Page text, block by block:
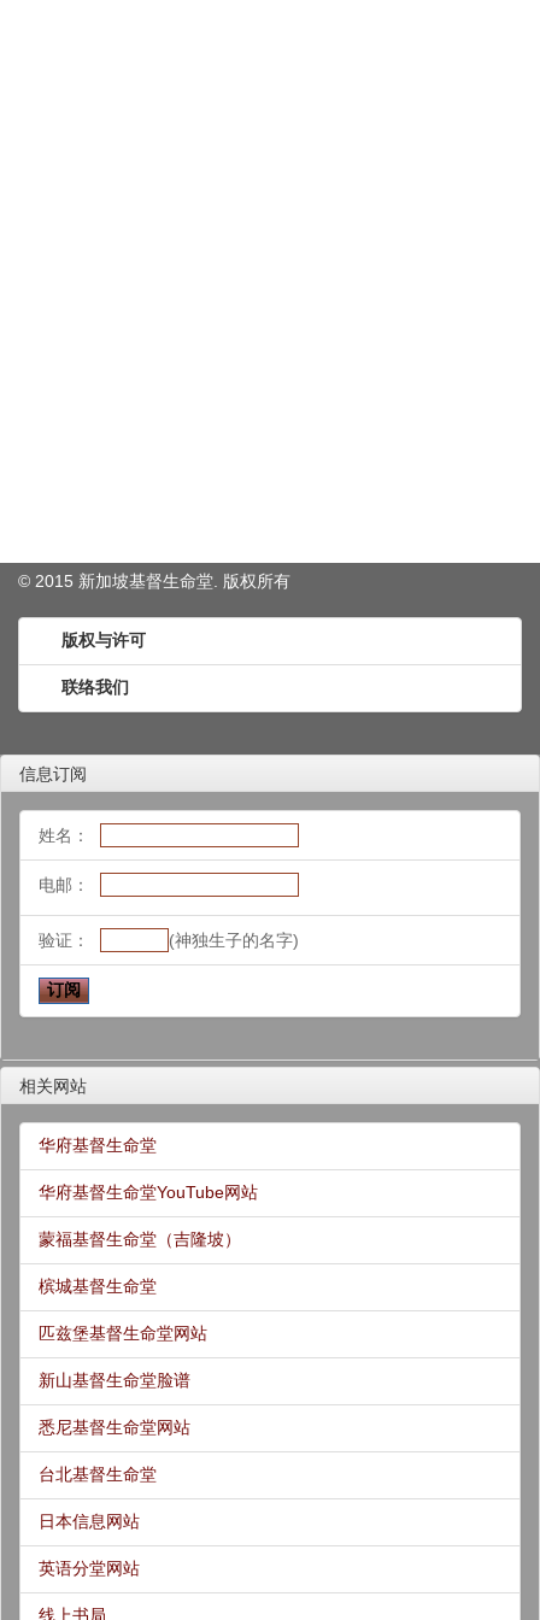
© 2015 新加坡基督生命堂. 版权所有
版权与许可
联络我们
信息订阅
姓名：
电邮：
验证： (神独生子的名字)
相关网站
华府基督生命堂
华府基督生命堂YouTube网站
蒙福基督生命堂（吉隆坡）
槟城基督生命堂
匹兹堡基督生命堂网站
新山基督生命堂脸谱
悉尼基督生命堂网站
台北基督生命堂
日本信息网站
英语分堂网站
线上书局